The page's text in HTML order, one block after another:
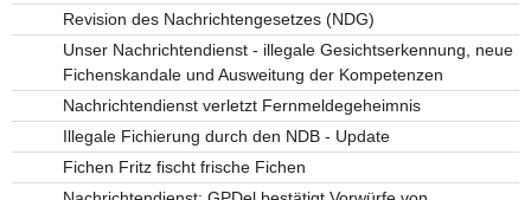
Revision des Nachrichtengesetzes (NDG)
Unser Nachrichtendienst - illegale Gesichtserkennung, neue
Fichenskandale und Ausweitung der Kompetenzen
Nachrichtendienst verletzt Fernmeldegeheimnis
Illegale Fichierung durch den NDB - Update
Fichen Fritz fischt frische Fichen